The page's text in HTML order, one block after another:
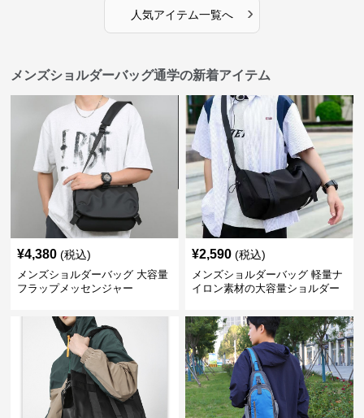
人気アイテム一覧へ ›
メンズショルダーバッグ通学の新着アイテム
¥4,380 (税込)
メンズショルダーバッグ 大容量
フラップメッセンジャー
¥2,590 (税込)
メンズショルダーバッグ 軽量ナ
イロン素材の大容量ショルダー